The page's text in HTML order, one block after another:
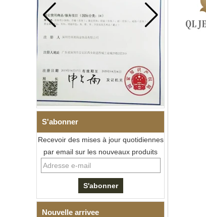
S'abonner
Recevoir des mises à jour quotidiennes
par email sur les nouveaux produits
Nouvelle arrivee
Bracelet à maillons I en acier
céramique de zircone noire
pour hommes, fermoir
déployant à double poussée
316L, bracelet à maillons
thérapeutiques avec pierres
magnétiques et germanium